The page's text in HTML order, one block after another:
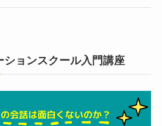
ョンスクール入門講座